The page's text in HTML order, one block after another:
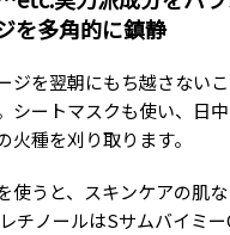
を多角的に鎮静
ジを翌朝にもち越さない
シートマスクも使い、日
火種を刈り取ります。
使うと、スキンケアの肌
チノールはSサムバイミ